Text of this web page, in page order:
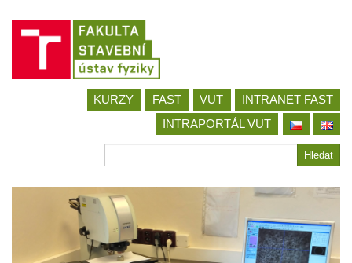
KURZY FAST VUT
INTRANET FAST
INTRAPORTÁL VUT
Hledat